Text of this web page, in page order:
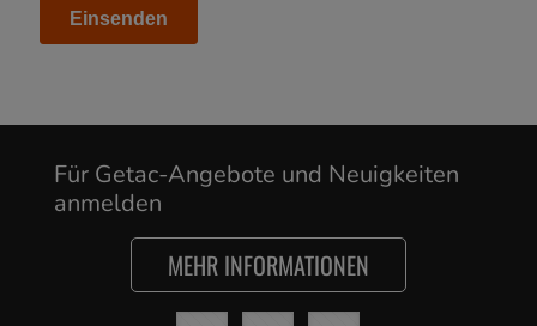
Cancel
Für Getac-Angebote und Neuigkeiten
anmelden
MEHR INFORMATIONEN